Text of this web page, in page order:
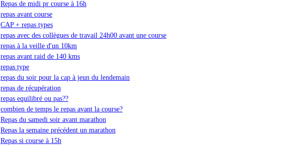
Repas de midi pr course à 16h
repas avant course
CAP + repas types
repas avec des collègues de travail 24h00 avant une course
repas à la veille d'un 10km
repas avant raid de 140 kms
repas type
repas du soir pour la cap à jeun du lendemain
repas de récupération
repas equilibré ou pas??
combien de temps le repas avant la course?
Repas du samedi soir avant marathon
Repas la semaine précédent un marathon
Repas si course à 15h